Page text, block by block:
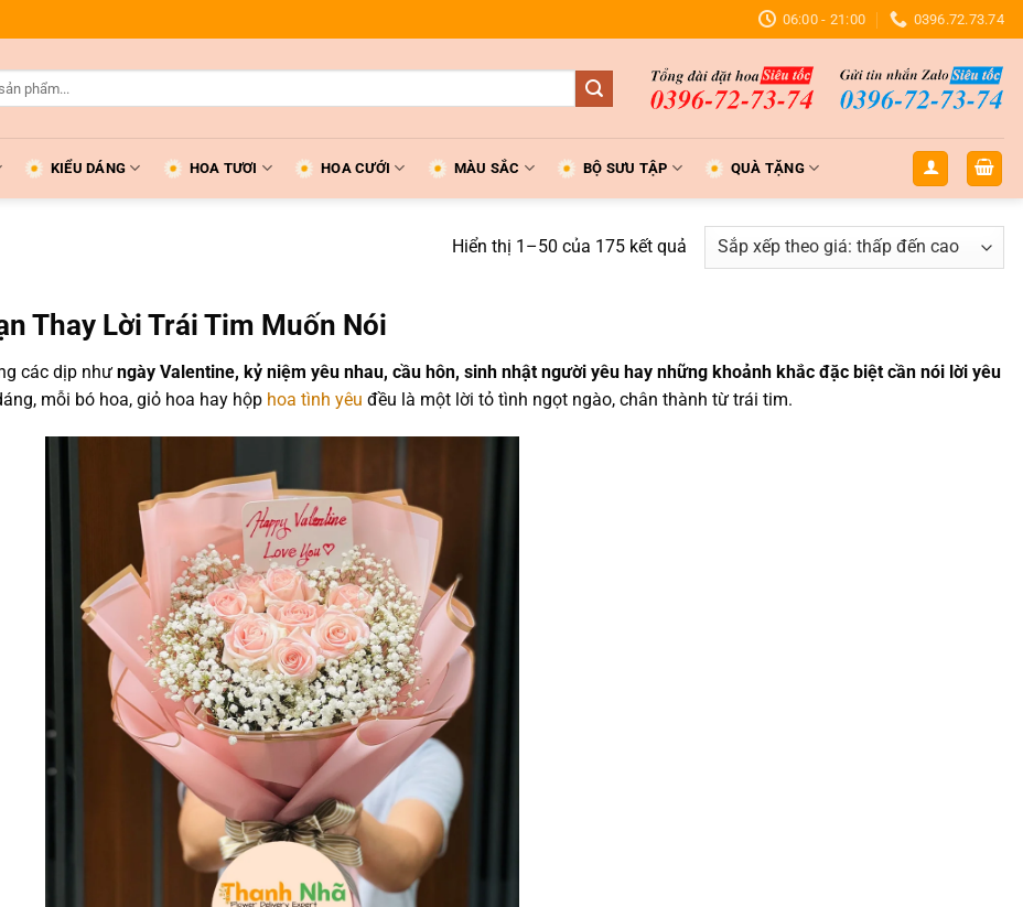
06:00 - 21:00 0396.72.73.74
KIỂU DÁNG HOA TƯƠI HOA CƯỚI MÀU SẮC BỘ SƯU TẬP QUÀ TẶNG
Hiển thị 1–50 của 175 kết quảĐã
sắp
thấp
đến
Thay Lời Trái Tim Muốn Nói
các dịp như ngày Valentine, kỷ niệm yêu nhau, cầu hôn, sinh nhật người yêu hay những khoảnh khắc đặc biệt cần nói lời yêu
mỗi bó hoa, giỏ hoa hay hộp hoa tình yêu đều là một lời tỏ tình ngọt ngào, chân thành từ trái tim.